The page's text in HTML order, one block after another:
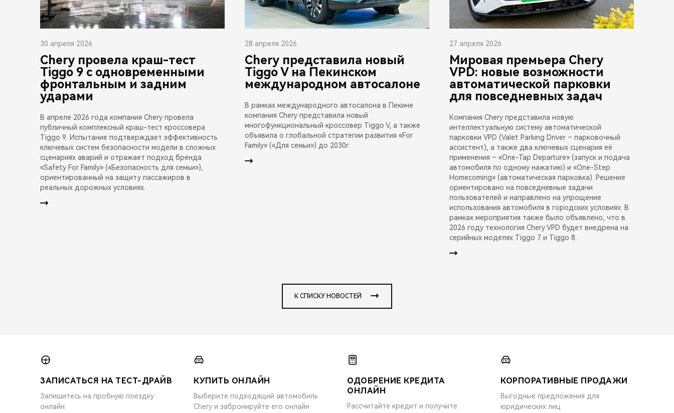
30 апреля 2026
Chery провела краш-тест
Tiggo 9 с одновременными
фронтальным и задним
ударами
В апреле 2026 года компания Chery провела
публичный комплексный краш-тест кроссовера
Tiggo 9. Испытание подтверждает эффективность
ключевых систем безопасности модели в сложных
сценариях аварий и отражает подход бренда
«Safety For Family» («Безопасность для семьи»),
ориентированный на защиту пассажиров в
реальных дорожных условиях.
28 апреля 2026
Chery представила новый
Tiggo V на Пекинском
международном автосалоне
В рамках международного автосалона в Пекине
компания Chery представила новый
многофункциональный кроссовер Tiggo V, а также
объявила о глобальной стратегии развития «For
Family» («Для семьи») до 2030г.
27 апреля 2026
Мировая премьера Chery
VPD: новые возможности
автоматической парковки
для повседневных задач
Компания Chery представила новую
интеллектуальную систему автоматической
парковки VPD (Valet Parking Driver – парковочный
ассистент), а также два ключевых сценария её
применения – «One-Tap Departure» (запуск и подача
автомобиля по одному нажатию) и «One-Step
Homecoming» (автоматическая парковка). Решение
ориентировано на повседневные задачи
пользователей и направлено на упрощение
использования автомобиля в городских условиях. В
рамках мероприятия также было объявлено, что в
2026 году технология Chery VPD будет внедрена на
серийных моделях Tiggo 7 и Tiggo 8.
К СПИСКУ НОВОСТЕЙ
ЗАПИСАТЬСЯ НА ТЕСТ-ДРАЙВ
Запишитесь на пробную поездку
онлайн
КУПИТЬ ОНЛАЙН
Выберите подходящий автомобиль
Chery и забронируйте его онлайн
ОДОБРЕНИЕ КРЕДИТА
ОНЛАЙН
Рассчитайте кредит и получите
КОРПОРАТИВНЫЕ ПРОДАЖИ
Выгодные предложения для
юридических лиц